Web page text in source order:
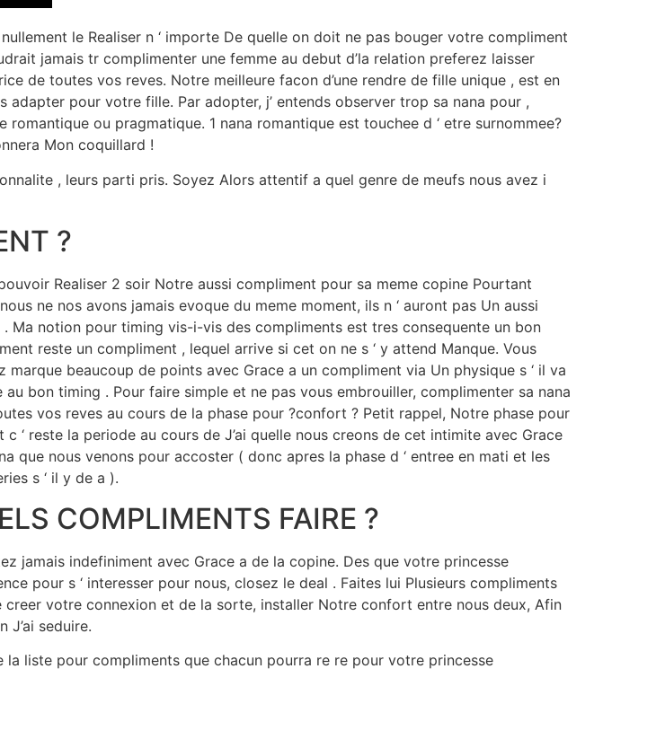
le Realiser n ‘ importe De quelle on doit ne pas bouger votre compliment
jamais tr complimenter une femme au debut d’la relation preferez laisser
de toutes vos reves. Notre meilleure facon d’une rendre de fille unique , est en
pour votre fille. Par adopter, j’ entends observer trop sa nana pour ,
ou pragmatique. 1 nana romantique est touchee d ‘ etre surnommee?
Mon coquillard !
, leurs parti pris. Soyez Alors attentif a quel genre de meufs nous avez i
?
Realiser 2 soir Notre aussi compliment pour sa meme copine Pourtant
ne nos avons jamais evoque du meme moment, ils n ‘ auront pas Un aussi
. Ma notion pour timing vis-i-vis des compliments est tres consequente un bon
reste un compliment , lequel arrive si cet on ne s ‘ y attend Manque. Vous
marque beaucoup de points avec Grace a un compliment via Un physique s ‘ il va
au bon timing . Pour faire simple et ne pas vous embrouiller, complimenter sa nana
vos reves au cours de la phase pour ?confort ? Petit rappel, Notre phase pour
c ‘ reste la periode au cours de J’ai quelle nous creons de cet intimite avec Grace
que nous venons pour accoster ( donc apres la phase d ‘ entree en mati et les
s ‘ il y de a ).
COMPLIMENTS FAIRE ?
jamais indefiniment avec Grace a de la copine. Des que votre princesse
pour s ‘ interesser pour nous, closez le deal . Faites lui Plusieurs compliments
creer votre connexion et de la sorte, installer Notre confort entre nous deux, Afin
J’ai seduire.
la liste pour compliments que chacun pourra re re pour votre princesse